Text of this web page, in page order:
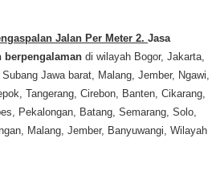
Jalan Per Meter 2. Jasa
berpengalaman di wilayah Bogor, Jakarta,
Jawa barat, Malang, Jember, Ngawi,
Tangerang, Cirebon, Banten, Cikarang,
Pekalongan, Batang, Semarang, Solo,
Malang, Jember, Banyuwangi, Wilayah